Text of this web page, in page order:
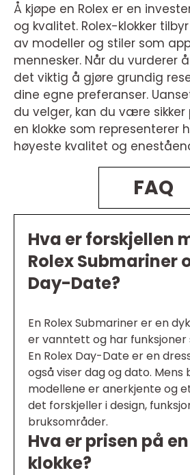
Å kjøpe en Rolex er en
og kvalitet. Rolex-klokker
av modeller og stiler som
mennesker. Når du vurderer
det viktig å gjøre grundig
dine egne preferanser.
du velger, kan du være
en klokke som representerer
høyeste kvalitet og
FAQ
Hva er forskjellen
Rolex Submariner
Day-Date?
En Rolex Submariner er en
er vanntett og har funksjoner
En Rolex Day-Date er en
også viser dag og dato. Mens
modellene er anerkjente og
det forskjeller i design,
bruksområder.
Hva er prisen på
klokke?